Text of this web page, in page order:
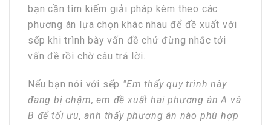
bạn cần tìm kiếm giải pháp kèm theo các
phương án lựa chọn khác nhau để đề xuất với
sếp khi trình bày vấn đề chứ đừng nhắc tới
vấn đề rồi chờ câu trả lời.
Nếu bạn nói với sếp "Em thấy quy trình này
đang bị chậm, em đề xuất hai phương án A và
B để tối ưu, anh thấy phương án nào phù hợp